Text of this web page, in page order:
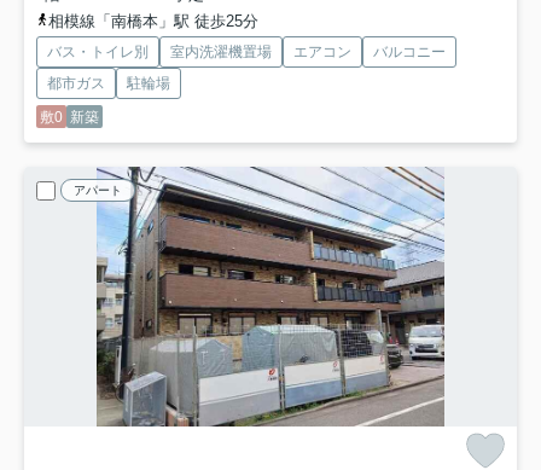
相模線「南橋本」駅 徒歩25分
バス・トイレ別 室内洗濯機置場 エアコン
バルコニー
都市ガス
駐輪場
敷0 新築
アパート